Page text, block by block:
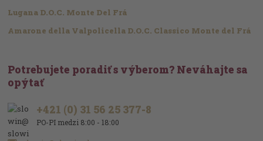
Lugana D.O.C. Monte Del Frá
Amarone della Valpolicella D.O.C. Classico Monte del Frá
Potrebujete poradiť s výberom? Neváhajte sa
opýtať
+421 (0) 31 56 25 377-8
PO-PI medzi 8:00 - 18:00